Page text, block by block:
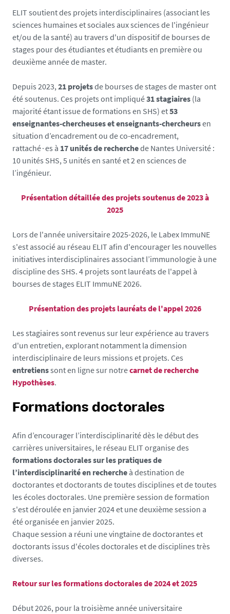
ELIT soutient des projets interdisciplinaires (associant les
sciences humaines et sociales aux sciences de l'ingénieur
et/ou de la santé) au travers d'un dispositif de bourses de
stages pour des étudiantes et étudiants en première ou
deuxième année de master.
Depuis 2023, 21 projetsde bourses de stages de master ont
été soutenus. Ces projets ont impliqué31 stagiaires (la
majorité étant issue de formations en SHS) et53
enseignantes-chercheuses et enseignants-chercheursen
situation d’encadrement ou de co-encadrement,
rattaché∙es à 17 unités de recherchede Nantes Université :
10 unités SHS, 5 unités en santé et 2 en sciences de
l’ingénieur.
Présentation détaillée des projets soutenus de 2023 à
2025
Lors de l'année universitaire 2025-2026, le Labex ImmuNE
s'est associé au réseau ELIT afin d'encourager les nouvelles
initiatives interdisciplinaires associant l’immunologie à une
discipline des SHS. 4 projets sont lauréats de l'appel à
bourses de stages ELIT ImmuNE 2026.
Présentation des projets lauréats de l'appel 2026
Les stagiaires sont revenus sur leur expérience au travers
d'un entretien, explorant notamment la dimension
interdisciplinaire de leurs missions et projets. Ces
entretienssont en ligne sur notrecarnet de recherche
Hypothèses.
Formations doctorales
Afin d’encourager l’interdisciplinarité dès le début des
carrières universitaires, le réseau ELIT organise des
formations doctoralessur les pratiques de
l’interdisciplinarité en recherche à destination de
doctorantes et doctorants de toutes disciplines et de toutes
les écoles doctorales. Une première session de formation
s'est déroulée en janvier 2024 et une deuxième session a
été organisée en janvier 2025.
Chaque session a réuni une vingtaine de doctorantes et
doctorants issus d'écoles doctorales et de disciplines très
diverses.
Retour sur les formations doctorales de 2024 et 2025
Début 2026, pour la troisième année universitaire